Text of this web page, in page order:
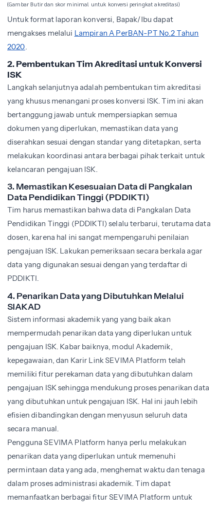
(Gambar Butir dan skor minimal untuk konversi peringkat akreditasi)
Untuk format laporan konversi, Bapak/Ibu dapat
mengakses melalui Lampiran A PerBAN-PT No.2 Tahun
2020.
2. Pembentukan Tim Akreditasi untuk Konversi
ISK
Langkah selanjutnya adalah pembentukan tim akreditasi
yang khusus menangani proses konversi ISK. Tim ini akan
bertanggung jawab untuk mempersiapkan semua
dokumen yang diperlukan, memastikan data yang
diserahkan sesuai dengan standar yang ditetapkan, serta
melakukan koordinasi antara berbagai pihak terkait untuk
kelancaran pengajuan ISK.
3. Memastikan Kesesuaian Data di Pangkalan
Data Pendidikan Tinggi (PDDIKTI)
Tim harus memastikan bahwa data di Pangkalan Data
Pendidikan Tinggi (PDDIKTI) selalu terbarui, terutama data
dosen, karena hal ini sangat mempengaruhi penilaian
pengajuan ISK. Lakukan pemeriksaan secara berkala agar
data yang digunakan sesuai dengan yang terdaftar di
PDDIKTI.
4. Penarikan Data yang Dibutuhkan Melalui
SIAKAD
Sistem informasi akademik yang yang baik akan
mempermudah penarikan data yang diperlukan untuk
pengajuan ISK. Kabar baiknya, modul Akademik,
kepegawaian, dan Karir Link SEVIMA Platform telah
memiliki fitur perekaman data yang dibutuhkan dalam
pengajuan ISK sehingga mendukung proses penarikan data
yang dibutuhkan untuk pengajuan ISK. Hal ini jauh lebih
efisien dibandingkan dengan menyusun seluruh data
secara manual.
Pengguna SEVIMA Platform hanya perlu melakukan
penarikan data yang diperlukan untuk memenuhi
permintaan data yang ada, menghemat waktu dan tenaga
dalam proses administrasi akademik. Tim dapat
memanfaatkan berbagai fitur SEVIMA Platform untuk